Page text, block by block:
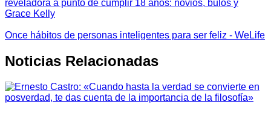
reveladora a punto de cumplir 18 años: novios, bulos y
Grace Kelly
Once hábitos de personas inteligentes para ser feliz - WeLife
Noticias Relacionadas